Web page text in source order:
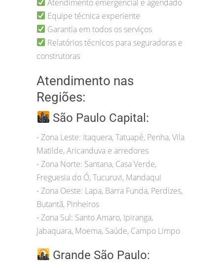
Atendimento emergencial e agendado
Equipe técnica experiente
Garantia em todos os serviços
Relatórios técnicos para seguradoras e
construtoras
Atendimento nas
Regiões:
São Paulo Capital:
• Zona Leste: Itaquera, Tatuapé, Penha, Vila
Matilde, Aricanduva e arredores
• Zona Norte: Santana, Casa Verde,
Freguesia do Ó, Tucuruvi, Mandaqui
• Zona Oeste: Lapa, Barra Funda, Perdizes,
Butantã, Pinheiros
• Zona Sul: Santo Amaro, Ipiranga,
Jabaquara, Moema, Saúde, Campo Limpo
Grande São Paulo: